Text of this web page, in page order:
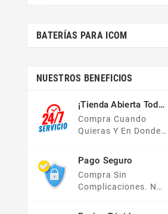
BATERÍAS PARA ICOM
NUESTROS BENEFICIOS
¡Tienda Abierta Todo
El Año!
Compra Cuando
Quieras Y En Donde
Tienda En Línea Está
Disponible Las 24
Hrs Del Día, Los 7
Días De La Semana.
Pago Seguro
Compra Sin
Complicaciones. No
Pago, Todas Tus